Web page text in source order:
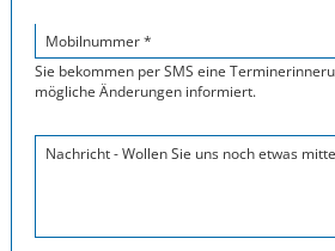
Mobilnummer *
Sie bekommen per SMS eine
mögliche Änderungen informiert.
Nachricht - Wollen Sie uns noch etwas